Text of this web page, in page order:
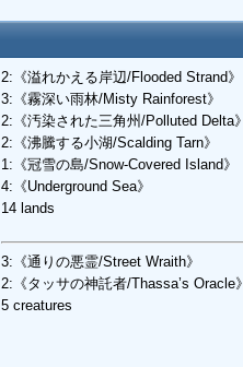
2:《溢れかえる岸辺/Flooded Strand》
3:《霧深い雨林/Misty Rainforest》
2:《汚染された三角州/Polluted Delta》
2:《沸騰する小湖/Scalding Tarn》
1:《冠雪の島/Snow-Covered Island》
4:《Underground Sea》
14 lands
3:《通りの悪霊/Street Wraith》
2:《タッサの神託者/Thassa’s Oracle》
5 creatures